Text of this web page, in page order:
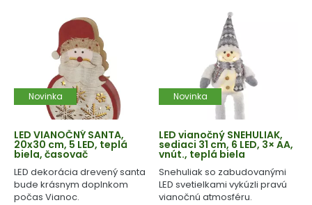
Novinka
LED VIANOČNÝ SANTA,
20x30 cm, 5 LED, teplá
biela, časovač
LED dekorácia drevený santa
bude krásnym doplnkom
počas Vianoc.
Novinka
LED vianočný SNEHULIAK,
sediaci 31 cm, 6 LED, 3× AA,
vnút., teplá biela
Snehuliak so zabudovanými
LED svetielkami vykúzli pravú
vianočnú atmosféru.